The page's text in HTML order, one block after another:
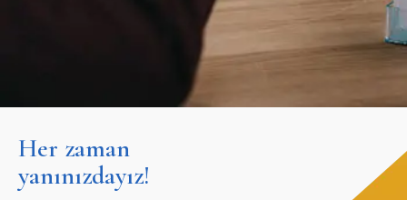
Her zaman
yanınızdayız!